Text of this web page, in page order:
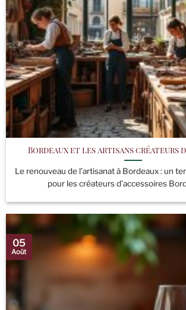
Bordeaux et les artisans créateurs
Le renouveau de l’artisanat à Bordeaux : un
pour les créateurs d’accessoires
05
Août